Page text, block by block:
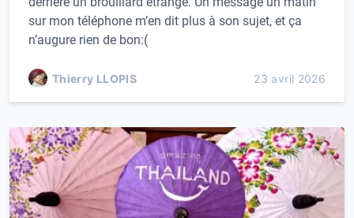
sur mon téléphone m’en dit plus à son sujet, et ça
n’augure rien de bon:(
Thierry LLOPIS 23 avril 2026